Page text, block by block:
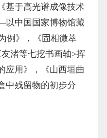
基于高光谱成像技术
中国国家博物馆藏
例》，《固相微萃
渚等七挖书画轴>挥
应用 》，《山西垣曲
中残留物的初步分